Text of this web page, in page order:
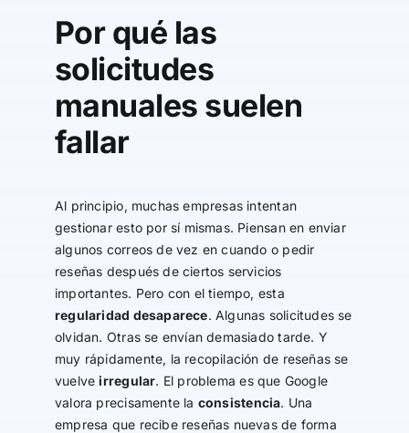
Por qué las
solicitudes
manuales suelen
fallar
Al principio, muchas empresas intentan
gestionar esto por sí mismas. Piensan en enviar
algunos correos de vez en cuando o pedir
reseñas después de ciertos servicios
importantes. Pero con el tiempo, esta
regularidad desaparece. Algunas solicitudes se
olvidan. Otras se envían demasiado tarde. Y
muy rápidamente, la recopilación de reseñas se
vuelveirregular. El problema es que Google
valora precisamente la consistencia. Una
empresa que recibe reseñas nuevas de forma